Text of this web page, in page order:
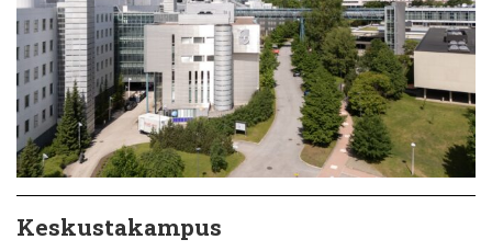
Keskustakampus